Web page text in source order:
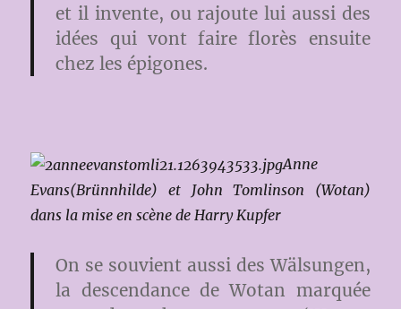
et il invente, ou rajoute lui aussi des
idées qui vont faire florès ensuite
chez les épigones.
Anne
Evans(Brünnhilde) et John Tomlinson (Wotan)
dans la mise en scène de Harry Kupfer
On se souvient aussi des Wälsungen,
la descendance de Wotan marquée